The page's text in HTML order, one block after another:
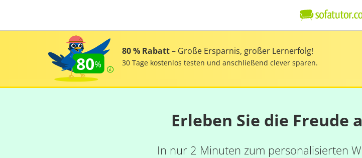
80
80 % Rabatt– Große Ersparnis, großer Lernerfolg!
30 Tage kostenlos testen und anschließend clever sparen.
Erleben Sie die Freude
In nur 2 Minuten zum personalisierten